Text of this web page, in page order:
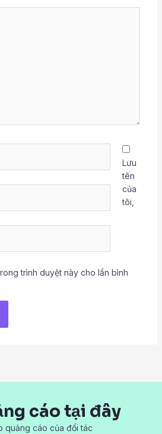
Lưu
tên
của
tôi,
trình duyệt này cho lần bình
cáo tại đây
quảng cáo của đối tác